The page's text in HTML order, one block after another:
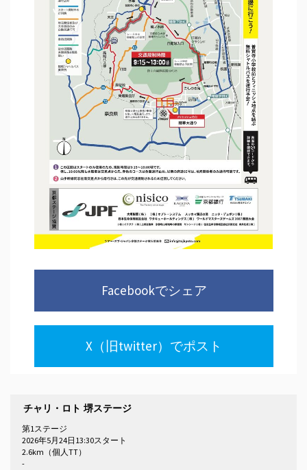
Facebookでシェア
X（旧twitter）でポスト
チャリ・ロト 堺ステージ
第1ステージ
2026年5月24日13:30スタート
2.6km（個人TT）
-